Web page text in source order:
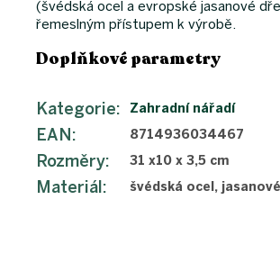
(švédská ocel a evropské jasanové
řemeslným přístupem k výrobě.
Doplňkové parametry
Kategorie: Zahradní nářadí
EAN: 8714936034467
Rozměry: 31 x10 x 3,5 cm
Materiál: švédská ocel,